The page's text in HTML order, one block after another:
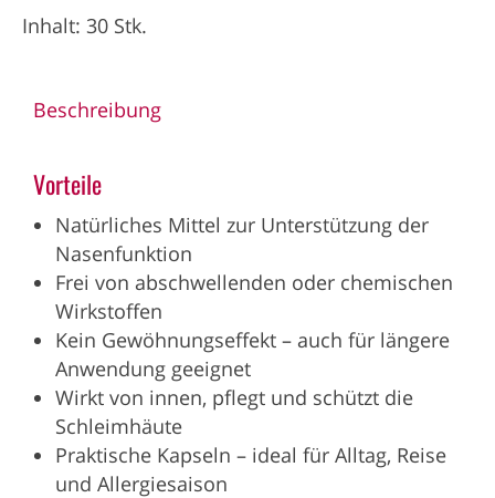
Inhalt: 30 Stk.
Beschreibung
Vorteile
Natürliches Mittel zur Unterstützung der
Nasenfunktion
Frei von abschwellenden oder chemischen
Wirkstoffen
Kein Gewöhnungseffekt – auch für längere
Anwendung geeignet
Wirkt von innen, pflegt und schützt die
Schleimhäute
Praktische Kapseln – ideal für Alltag, Reise
und Allergiesaison